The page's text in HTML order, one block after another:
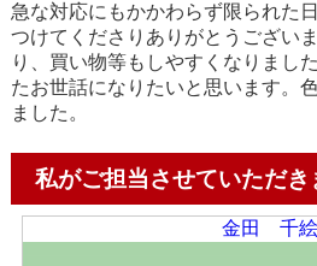
急な対応にもかかわらず限られた
つけてくださりありがとうござい
り、買い物等もしやすくなりまし
たお世話になりたいと思います。
ました。
私がご担当させていただき
金田 千絵